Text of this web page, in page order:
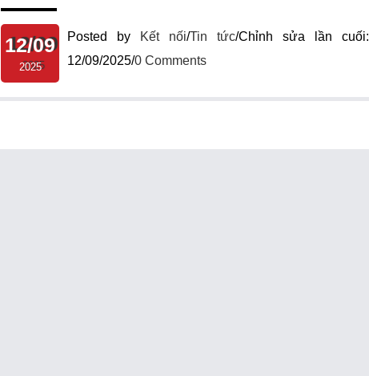
12/09
2025
Posted by Kết nối/Tin tức/Chỉnh sửa lần cuối:
12/09/2025/0 Comments